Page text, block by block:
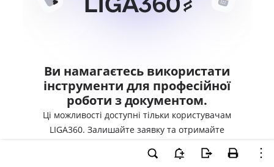
Ви намагаєтесь використати
інструменти для професійної
роботи з документом.
Ці можливості доступні тільки користувачам
LIGA360. Залишайте заявку та отримайте